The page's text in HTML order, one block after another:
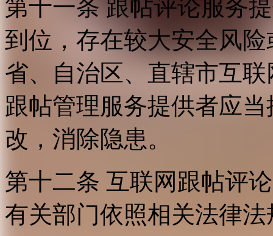
第十一条 跟帖评论服务
到位，存在较大安全风
省、自治区、直辖市互
跟帖管理服务提供者应
改，消除隐患。
第十二条 互联网跟帖评
有关部门依照相关法律